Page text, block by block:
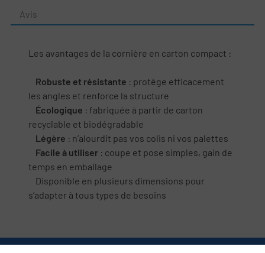
Avis
Les avantages de la cornière en carton compact :
Robuste et résistante : protège efficacement
les angles et renforce la structure
Écologique : fabriquée à partir de carton
recyclable et biodégradable
Légère : n’alourdit pas vos colis ni vos palettes
Facile à utiliser : coupe et pose simples, gain de
temps en emballage
Disponible en plusieurs dimensions pour
s’adapter à tous types de besoins